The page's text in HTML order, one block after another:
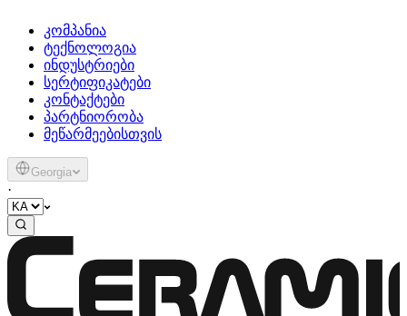
კომპანია
ტექნოლოგია
ინდუსტრიები
სერტიფიკატები
კონტაქტები
პარტნიორობა
მეწარმეებისთვის
Georgia
·